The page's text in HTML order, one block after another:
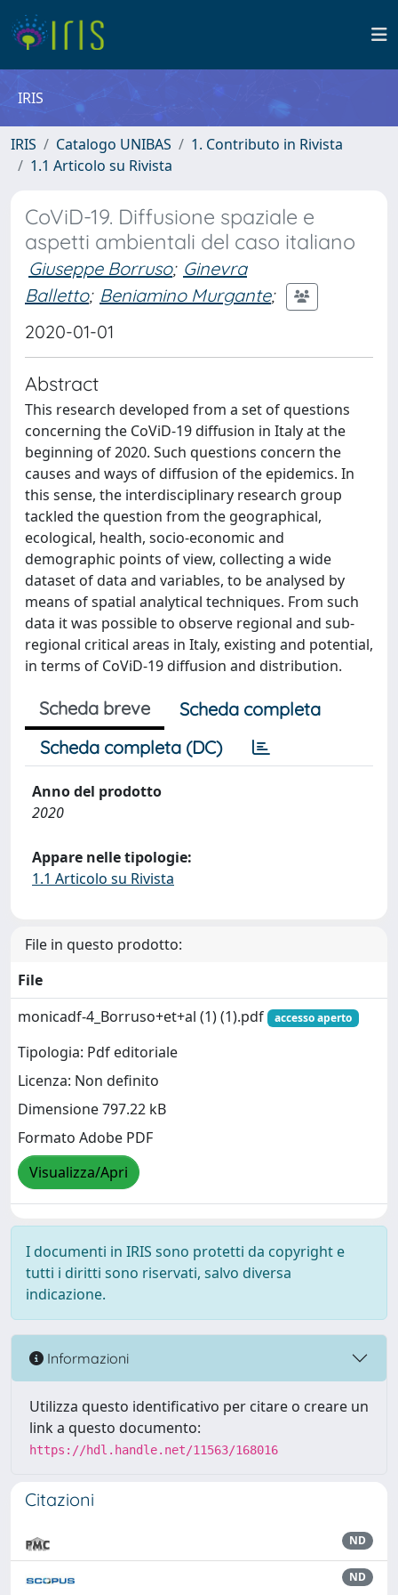
IRIS
IRIS Catalogo UNIBAS
1. Contributo in Rivista
1.1 Articolo su Rivista
CoViD-19. Diffusione spaziale e
aspetti ambientali del caso italiano
Giuseppe Borruso; Ginevra
Balletto; Beniamino Murgante;
2020-01-01
Abstract
This research developed from a set of questions
concerning the CoViD-19 diffusion in Italy at the
beginning of 2020. Such questions concern the
causes and ways of diffusion of the epidemics. In
this sense, the interdisciplinary research group
tackled the question from the geographical,
ecological, health, socio-economic and
demographic points of view, collecting a wide
dataset of data and variables, to be analysed by
means of spatial analytical techniques. From such
data it was possible to observe regional and sub-
regional critical areas in Italy, existing and potential,
in terms of CoViD-19 diffusion and distribution.
Scheda breve
Scheda completa
Scheda completa (DC)
Anno del prodotto
2020
Appare nelle tipologie:
1.1 Articolo su Rivista
File in questo prodotto:
File
monicadf-4_Borruso+et+al (1) (1).pdf
accesso aperto
Tipologia: Pdf editoriale
Licenza: Non definito
Dimensione 797.22 kB
Formato Adobe PDF
Visualizza/Apri
I documenti in IRIS sono protetti da copyright e
tutti i diritti sono riservati, salvo diversa
indicazione.
Informazioni
Utilizza questo identificativo per citare o creare un
link a questo documento:
https://hdl.handle.net/11563/168016
Citazioni
ND
ND